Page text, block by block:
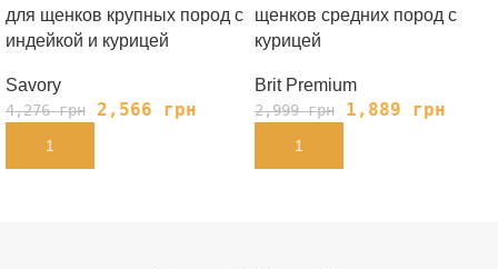
для щенков крупных пород с
индейкой и курицей
Savory
4,276грн 2,566 грн
В КОРЗИНУ
щенков средних пород с
курицей
Brit Premium
2,999грн 1,889 грн
В КОРЗИНУ